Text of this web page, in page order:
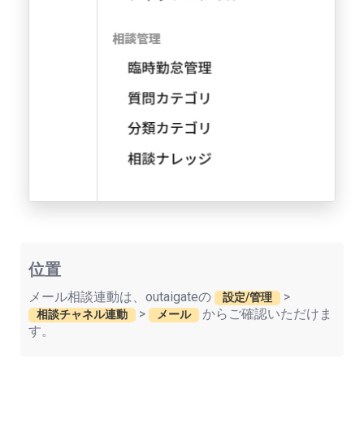
位置
メール相談連動は、outaigateの 設定/管理 >
相談チャネル連動 > メール
からご確認いただけま
す。